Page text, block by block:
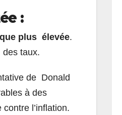
:
plus élevée.
taux.
de Donald
à des
l’inflation.